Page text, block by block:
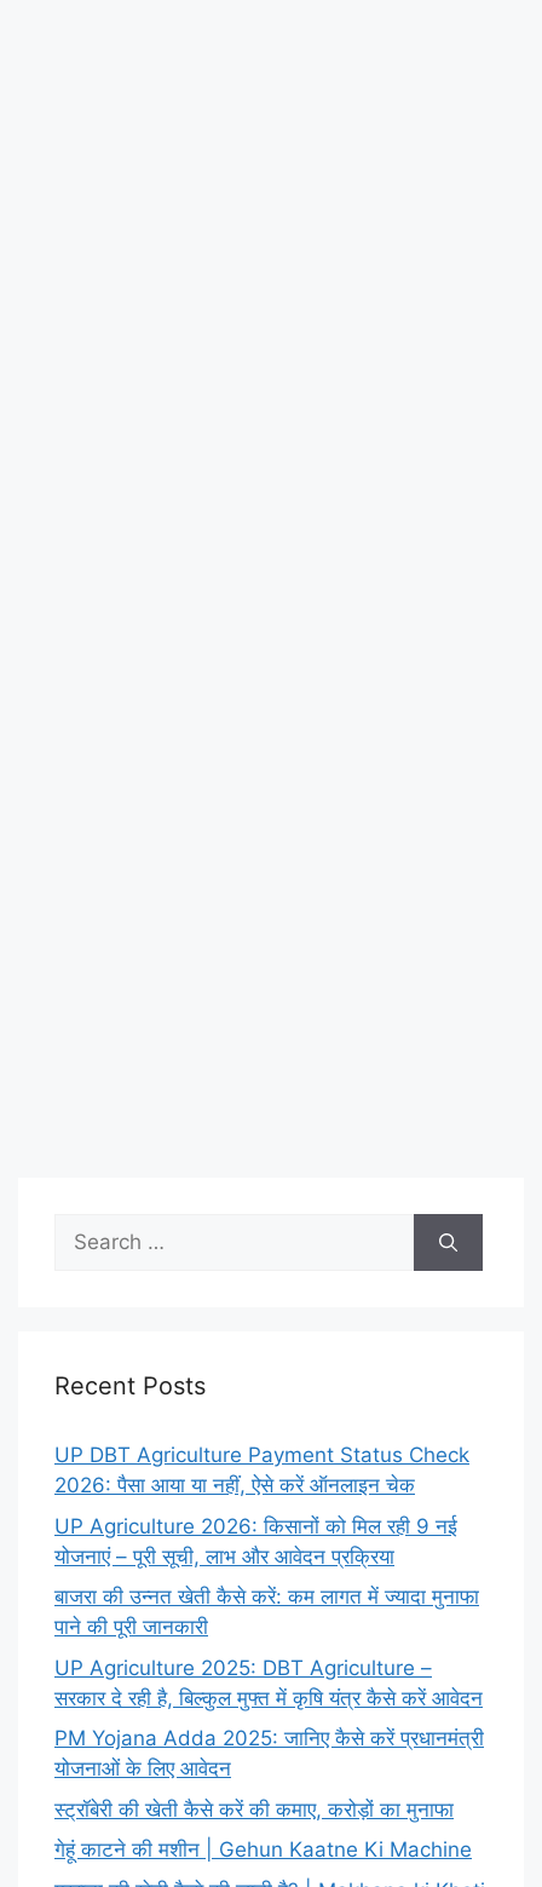
Search
for:
Recent Posts
UP DBT Agriculture Payment Status Check
2026: पैसा आया या नहीं, ऐसे करें ऑनलाइन चेक
UP Agriculture 2026: किसानों को मिल रही 9 नई
योजनाएं – पूरी सूची, लाभ और आवेदन प्रक्रिया
बाजरा की उन्नत खेती कैसे करें: कम लागत में ज्यादा मुनाफा
पाने की पूरी जानकारी
UP Agriculture 2025: DBT Agriculture –
सरकार दे रही है, बिल्कुल मुफ्त में कृषि यंत्र कैसे करें आवेदन
PM Yojana Adda 2025: जानिए कैसे करें प्रधानमंत्री
योजनाओं के लिए आवेदन
स्ट्रॉबेरी की खेती कैसे करें की कमाए, करोड़ों का मुनाफा
गेहूं काटने की मशीन | Gehun Kaatne Ki Machine